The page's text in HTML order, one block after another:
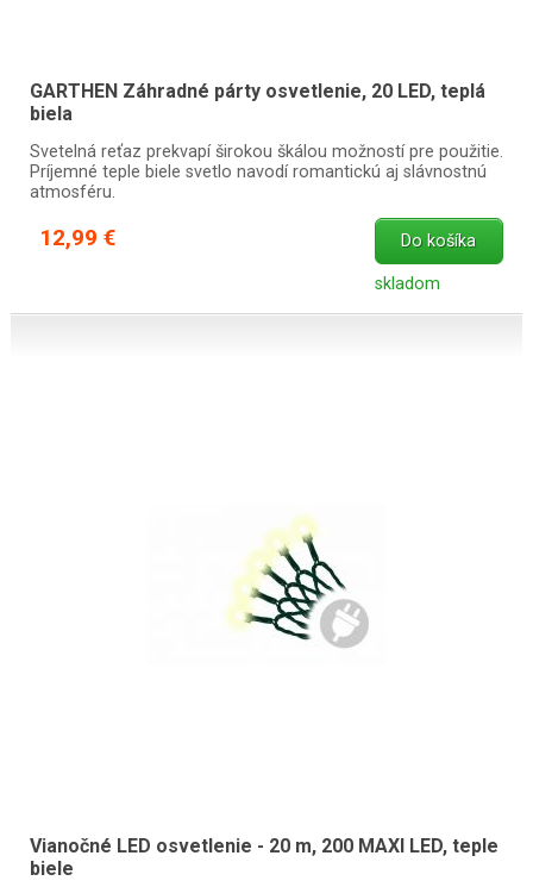
GARTHEN Záhradné párty osvetlenie, 20 LED, teplá
biela
Svetelná reťaz prekvapí širokou škálou možností pre použitie.
Príjemné teple biele svetlo navodí romantickú aj slávnostnú
atmosféru.
12,99 € Do košíka
skladom
Vianočné LED osvetlenie - 20 m, 200 MAXI LED, teple
biele